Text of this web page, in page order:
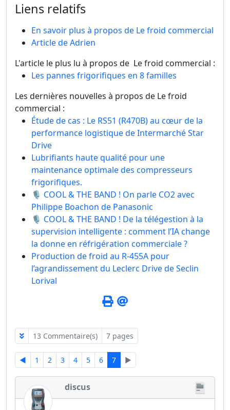
Liens relatifs
En savoir plus à propos de Le froid commercial
Article de Adrien
L'article le plus lu à propos de Le froid commercial :
Les pannes frigorifiques en 8 familles
Les dernières nouvelles à propos de Le froid
commercial :
Étude de cas : Le RS51 (R470B) au cœur de la
performance logistique de Intermarché Star
Drive
Lubrifiants haute qualité pour une
maintenance optimale des compresseurs
frigorifiques.
🎙️ COOL & THE BAND ! On parle CO2 avec
Philippe Boachon de Panasonic
🎙️ COOL & THE BAND ! De la télégestion à la
supervision intelligente : comment l’IA change
la donne en réfrigération commerciale ?
Production de froid au R-455A pour
l’agrandissement du Leclerc Drive de Seclin
Lorival
13 Commentaire(s) 7 pages
◄ 1 2 3 4 5 6 7 ►
discus